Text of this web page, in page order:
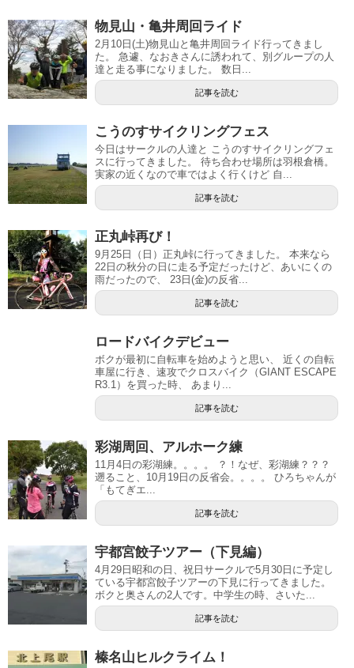
物見山・亀井周回ライド
2月10日(土)物見山と亀井周回ライド行ってきまし
た。 急遽、なおきさんに誘われて、別グループの人
達と走る事になりました。 数日...
記事を読む
こうのすサイクリングフェス
今日はサークルの人達と こうのすサイクリングフェ
スに行ってきました。 待ち合わせ場所は羽根倉橋。
実家の近くなので車ではよく行くけど 自...
記事を読む
正丸峠再び！
9月25日（日）正丸峠に行ってきました。 本来なら
22日の秋分の日に走る予定だったけど、あいにくの
雨だったので、 23日(金)の反省...
記事を読む
ロードバイクデビュー
ボクが最初に自転車を始めようと思い、 近くの自転
車屋に行き、速攻でクロスバイク（GIANT ESCAPE
R3.1）を買った時、 あまり...
記事を読む
彩湖周回、アルホーク練
11月4日の彩湖練。。。。 ？！なぜ、彩湖練？？？
遡ること、10月19日の反省会。。。。 ひろちゃんが
「もてぎエ...
記事を読む
宇都宮餃子ツアー（下見編）
4月29日昭和の日、祝日サークルで5月30日に予定し
ている宇都宮餃子ツアーの下見に行ってきました。
ボクと奥さんの2人です。中学生の時、さいた...
記事を読む
榛名山ヒルクライム！